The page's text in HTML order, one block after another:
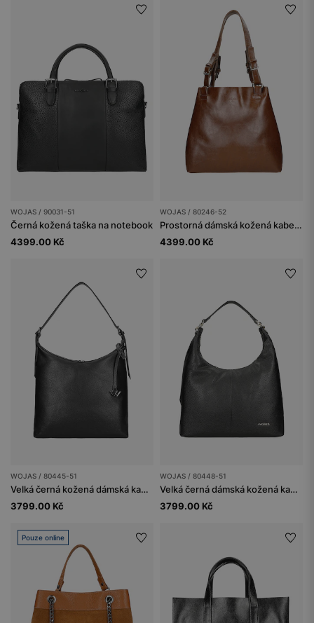
WOJAS / 90031-51
Černá kožená taška na notebook
4399.00 Kč
WOJAS / 80246-52
Prostorná dámská kožená kabelka v hnědé barvě
4399.00 Kč
WOJAS / 80445-51
Velká černá kožená dámská kabelka
3799.00 Kč
WOJAS / 80448-51
Velká černá dámská kožená kabelka
3799.00 Kč
Pouze online